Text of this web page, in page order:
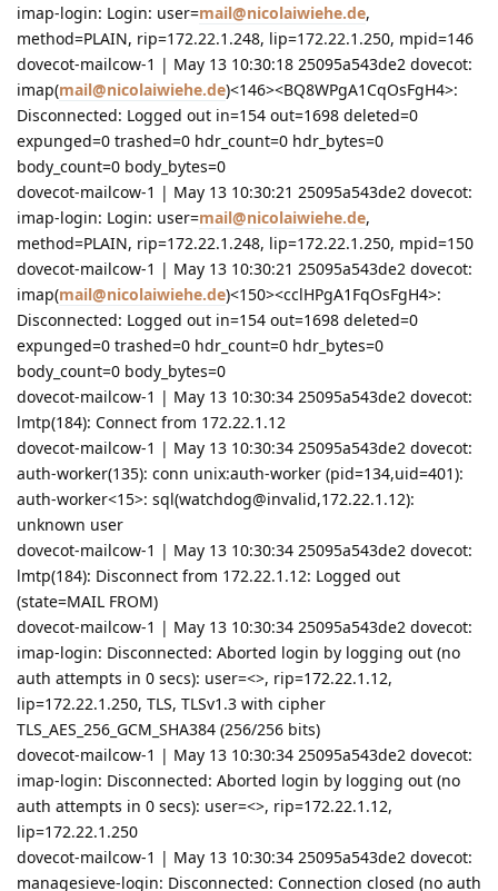
imap-login: Login: user=mail@nicolaiwiehe.de,
method=PLAIN, rip=172.22.1.248, lip=172.22.1.250, mpid=146
dovecot-mailcow-1 | May 13 10:30:18 25095a543de2 dovecot:
imap(mail@nicolaiwiehe.de)<146><BQ8WPgA1CqOsFgH4>:
Disconnected: Logged out in=154 out=1698 deleted=0
expunged=0 trashed=0 hdr_count=0 hdr_bytes=0
body_count=0 body_bytes=0
dovecot-mailcow-1 | May 13 10:30:21 25095a543de2 dovecot:
imap-login: Login: user=mail@nicolaiwiehe.de,
method=PLAIN, rip=172.22.1.248, lip=172.22.1.250, mpid=150
dovecot-mailcow-1 | May 13 10:30:21 25095a543de2 dovecot:
imap(mail@nicolaiwiehe.de)<150><cclHPgA1FqOsFgH4>:
Disconnected: Logged out in=154 out=1698 deleted=0
expunged=0 trashed=0 hdr_count=0 hdr_bytes=0
body_count=0 body_bytes=0
dovecot-mailcow-1 | May 13 10:30:34 25095a543de2 dovecot:
lmtp(184): Connect from 172.22.1.12
dovecot-mailcow-1 | May 13 10:30:34 25095a543de2 dovecot:
auth-worker(135): conn unix:auth-worker (pid=134,uid=401):
auth-worker<15>: sql(watchdog@invalid,172.22.1.12):
unknown user
dovecot-mailcow-1 | May 13 10:30:34 25095a543de2 dovecot:
lmtp(184): Disconnect from 172.22.1.12: Logged out
(state=MAIL FROM)
dovecot-mailcow-1 | May 13 10:30:34 25095a543de2 dovecot:
imap-login: Disconnected: Aborted login by logging out (no
auth attempts in 0 secs): user=<>, rip=172.22.1.12,
lip=172.22.1.250, TLS, TLSv1.3 with cipher
TLS_AES_256_GCM_SHA384 (256/256 bits)
dovecot-mailcow-1 | May 13 10:30:34 25095a543de2 dovecot:
imap-login: Disconnected: Aborted login by logging out (no
auth attempts in 0 secs): user=<>, rip=172.22.1.12,
lip=172.22.1.250
dovecot-mailcow-1 | May 13 10:30:34 25095a543de2 dovecot:
managesieve-login: Disconnected: Connection closed (no auth